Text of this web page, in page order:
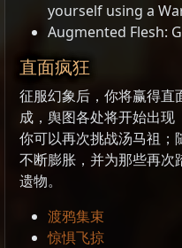
yourself using a
Augmented Flesh:
直面疯狂
征服幻象后，你将赢得直
成，舆图各处将开始出现
你可以再次挑战汤马祖；
不断膨胀，并为那些再次
遗物。
渡鸦集束
惊惧飞掠